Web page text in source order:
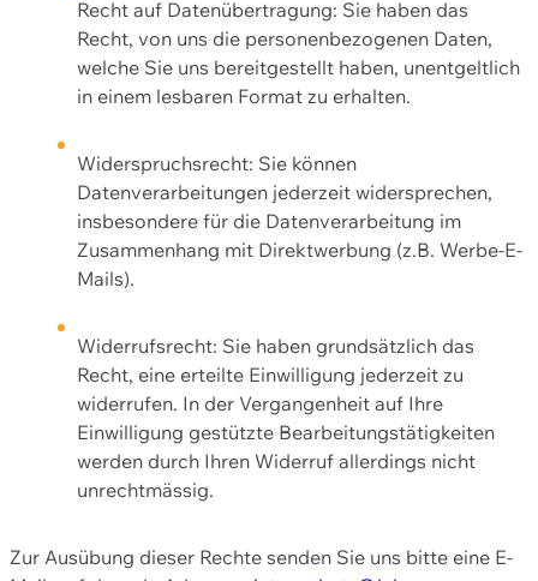
Recht auf Datenübertragung: Sie haben das
Recht, von uns die personenbezogenen Daten,
welche Sie uns bereitgestellt haben, unentgeltlich
in einem lesbaren Format zu erhalten.
Widerspruchsrecht: Sie können
Datenverarbeitungen jederzeit widersprechen,
insbesondere für die Datenverarbeitung im
Zusammenhang mit Direktwerbung (z.B. Werbe-E-
Mails).
Widerrufsrecht: Sie haben grundsätzlich das
Recht, eine erteilte Einwilligung jederzeit zu
widerrufen. In der Vergangenheit auf Ihre
Einwilligung gestützte Bearbeitungstätigkeiten
werden durch Ihren Widerruf allerdings nicht
unrechtmässig.
Zur Ausübung dieser Rechte senden Sie uns bitte eine E-